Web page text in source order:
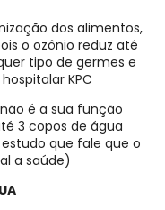
dos alimentos,
o ozônio reduz até
tipo de germes e
KPC
é a sua função
3 copos de água
que fale que o
a saúde)